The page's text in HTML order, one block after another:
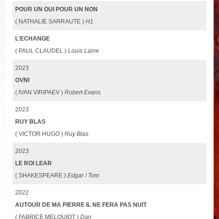
POUR UN OUI POUR UN NON
( NATHALIE SARRAUTE )H1
L'ECHANGE
( PAUL CLAUDEL )Louis Laine
2023
OVNI
( IVAN VIRIPAEV )Robert Evans
2023
RUY BLAS
( VICTOR HUGO )Ruy Blas
2023
LE ROI LEAR
( SHAKESPEARE )Edgar / Tom
2022
AUTOUR DE MA PIERRE IL NE FERA PAS NUIT
( FABRICE MELQUIOT )Dan